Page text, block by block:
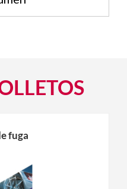
fuga